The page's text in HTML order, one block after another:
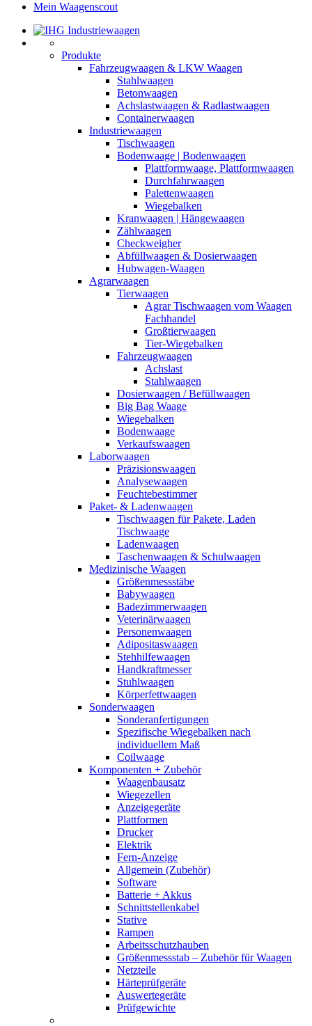
Mein Waagenscout
Produkte
Fahrzeugwaagen & LKW Waagen
Stahlwaagen
Betonwaagen
Achslastwaagen & Radlastwaagen
Containerwaagen
Industriewaagen
Tischwaagen
Bodenwaage | Bodenwaagen
Plattformwaage, Plattformwaagen
Durchfahrwaagen
Palettenwaagen
Wiegebalken
Kranwaagen | Hängewaagen
Zählwaagen
Checkweigher
Abfüllwaagen & Dosierwaagen
Hubwagen-Waagen
Agrarwaagen
Tierwaagen
Agrar Tischwaagen vom Waagen
Fachhandel
Großtierwaagen
Tier-Wiegebalken
Fahrzeugwaagen
Achslast
Stahlwaagen
Dosierwaagen / Befüllwaagen
Big Bag Waage
Wiegebalken
Bodenwaage
Verkaufswaagen
Laborwaagen
Präzisionswaagen
Analysewaagen
Feuchtebestimmer
Paket- & Ladenwaagen
Tischwaagen für Pakete, Laden
Tischwaage
Ladenwaagen
Taschenwaagen & Schulwaagen
Medizinische Waagen
Größenmessstäbe
Babywaagen
Badezimmerwaagen
Veterinärwaagen
Personenwaagen
Adipositaswaagen
Stehhilfewaagen
Handkraftmesser
Stuhlwaagen
Körperfettwaagen
Sonderwaagen
Sonderanfertigungen
Spezifische Wiegebalken nach
individuellem Maß
Coilwaage
Komponenten + Zubehör
Waagenbausatz
Wiegezellen
Anzeigegeräte
Plattformen
Drucker
Elektrik
Fern-Anzeige
Allgemein (Zubehör)
Software
Batterie + Akkus
Schnittstellenkabel
Stative
Rampen
Arbeitsschutzhauben
Größenmessstab – Zubehör für Waagen
Netzteile
Härteprüfgeräte
Auswertegeräte
Prüfgewichte